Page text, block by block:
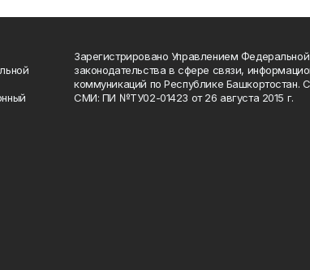
Зарегистрировано Управлением
законодательства в сфере связи,
коммуникаций по Республике Башкортостан.
СМИ: ПИ №ТУ02-01423 от 26 августа 2015 г.